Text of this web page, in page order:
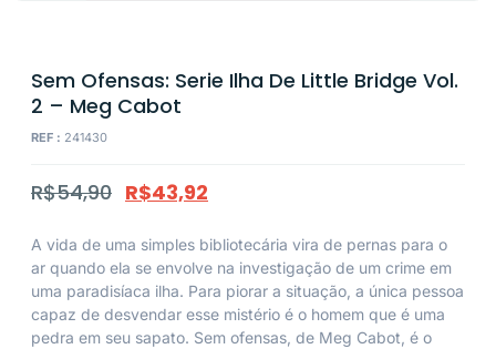
Sem Ofensas: Serie Ilha De Little Bridge Vol.
2 – Meg Cabot
REF : 241430
R$54,90 R$43,92
A vida de uma simples bibliotecária vira de pernas para o
ar quando ela se envolve na investigação de um crime em
uma paradisíaca ilha. Para piorar a situação, a única pessoa
capaz de desvendar esse mistério é o homem que é uma
pedra em seu sapato. Sem ofensas, de Meg Cabot, é o